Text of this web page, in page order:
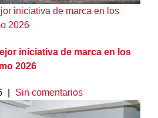
iniciativa de marca en los
2026
iniciativa de marca en los
2026
Sin comentarios